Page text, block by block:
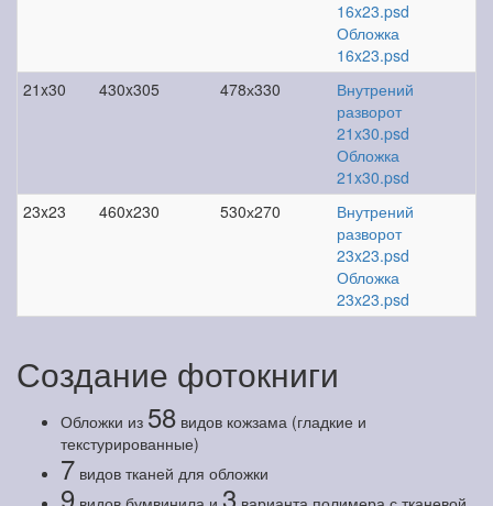
16x23.psd
Обложка
16x23.psd
21x30
430x305 478х330
Внутрений
разворот
21x30.psd
Обложка
21x30.psd
23x23
460x230 530х270
Внутрений
разворот
23x23.psd
Обложка
23x23.psd
Создание фотокниги
Обложки из 58 видов кожзама (гладкие и
текстурированные)
7 видов тканей для обложки
9 3